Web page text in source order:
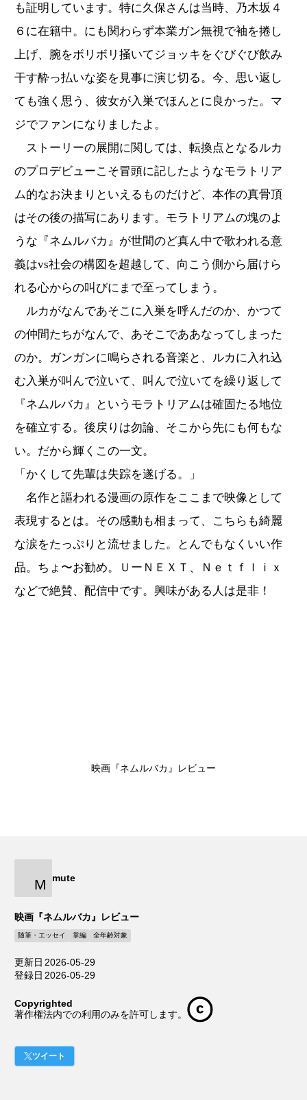
も証明しています。特に久保さんは当時、乃木坂４
６に在籍中。にも関わらず本業ガン無視で袖を捲し
上げ、腕をボリボリ掻いてジョッキをぐびぐび飲み
干す酔っ払いな姿を見事に演じ切る。今、思い返し
ても強く思う、彼女が入巣でほんとに良かった。マ
ジでファンになりましたよ。
ストーリーの展開に関しては、転換点となるルカ
のプロデビューこそ冒頭に記したようなモラトリア
ム的なお決まりといえるものだけど、本作の真骨頂
はその後の描写にあります。モラトリアムの塊のよ
うな『ネムルバカ』が世間のど真ん中で歌われる意
義はvs社会の構図を超越して、向こう側から届けら
れる心からの叫びにまで至ってしまう。
ルカがなんであそこに入巣を呼んだのか、かつて
の仲間たちがなんで、あそこでああなってしまった
のか。ガンガンに鳴らされる音楽と、ルカに入れ込
む入巣が叫んで泣いて、叫んで泣いてを繰り返して
『ネムルバカ』というモラトリアムは確固たる地位
を確立する。後戻りは勿論、そこから先にも何もな
い。だから輝くこの一文。
「かくして先輩は失踪を遂げる。」
名作と謳われる漫画の原作をここまで映像として
表現するとは。その感動も相まって、こちらも綺麗
な涙をたっぷりと流せました。とんでもなくいい作
品。ちょ〜お勧め。ＵーＮＥＸＴ、Ｎｅｔｆｌｉｘ
などで絶賛、配信中です。興味がある人は是非！
映画『ネムルバカ』レビュー
M mute
映画『ネムルバカ』レビュー
随筆・エッセイ 掌編 全年齢対象
更新日 2026-05-29
登録日 2026-05-29
Copyrighted
著作権法内での利用のみを許可します。
ツイート